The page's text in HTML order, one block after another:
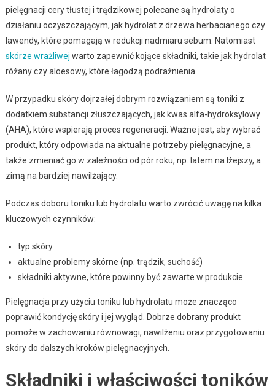
pielęgnacji cery tłustej i trądzikowej polecane są hydrolaty o
działaniu oczyszczającym, jak hydrolat z drzewa herbacianego czy
lawendy, które pomagają w redukcji nadmiaru sebum. Natomiast
skórze wrażliwej warto zapewnić kojące składniki, takie jak hydrolat
różany czy aloesowy, które łagodzą podrażnienia.
W przypadku skóry dojrzałej dobrym rozwiązaniem są toniki z
dodatkiem substancji złuszczających, jak kwas alfa-hydroksylowy
(AHA), które wspierają proces regeneracji. Ważne jest, aby wybrać
produkt, który odpowiada na aktualne potrzeby pielęgnacyjne, a
także zmieniać go w zależności od pór roku, np. latem na lżejszy, a
zimą na bardziej nawilżający.
Podczas doboru toniku lub hydrolatu warto zwrócić uwagę na kilka
kluczowych czynników:
typ skóry
aktualne problemy skórne (np. trądzik, suchość)
składniki aktywne, które powinny być zawarte w produkcie
Pielęgnacja przy użyciu toniku lub hydrolatu może znacząco
poprawić kondycję skóry i jej wygląd. Dobrze dobrany produkt
pomoże w zachowaniu równowagi, nawilżeniu oraz przygotowaniu
skóry do dalszych kroków pielęgnacyjnych.
Składniki i właściwości toników